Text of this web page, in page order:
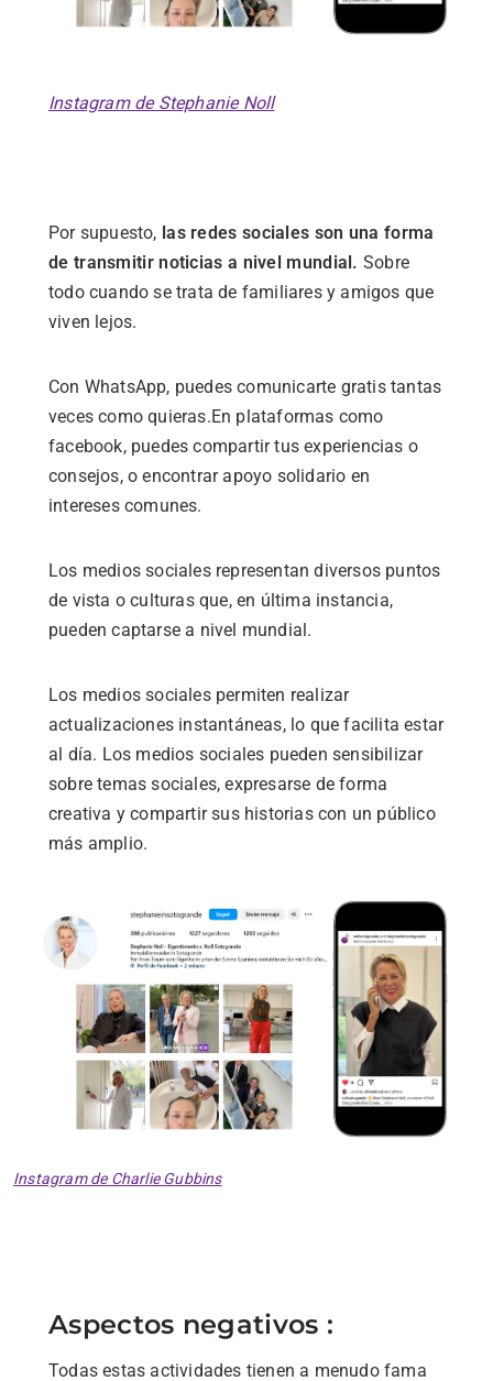
Instagram de Stephanie Noll
Por supuesto, las redes sociales son una forma
de transmitir noticias a nivel mundial. Sobre
todo cuando se trata de familiares y amigos que
viven lejos.
Con WhatsApp, puedes comunicarte gratis tantas
veces como quieras.En plataformas como
facebook, puedes compartir tus experiencias o
consejos, o encontrar apoyo solidario en
intereses comunes.
Los medios sociales representan diversos puntos
de vista o culturas que, en última instancia,
pueden captarse a nivel mundial.
Los medios sociales permiten realizar
actualizaciones instantáneas, lo que facilita estar
al día. Los medios sociales pueden sensibilizar
sobre temas sociales, expresarse de forma
creativa y compartir sus historias con un público
más amplio.
Instagram de Charlie Gubbins
Aspectos negativos :
Todas estas actividades tienen a menudo fama